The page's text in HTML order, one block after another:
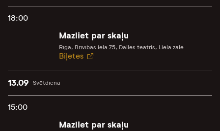
18:00
Mazliet par skaļu
Rīga, Brīvības iela 75, Dailes teātris, Lielā zāle
Biļetes
Svētdiena
13.09
15:00
Mazliet par skaļu